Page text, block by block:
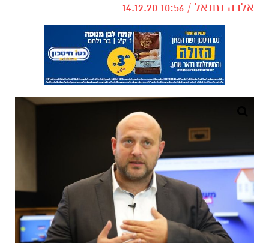
אלדה נתנאל / 10:56 14.12.20